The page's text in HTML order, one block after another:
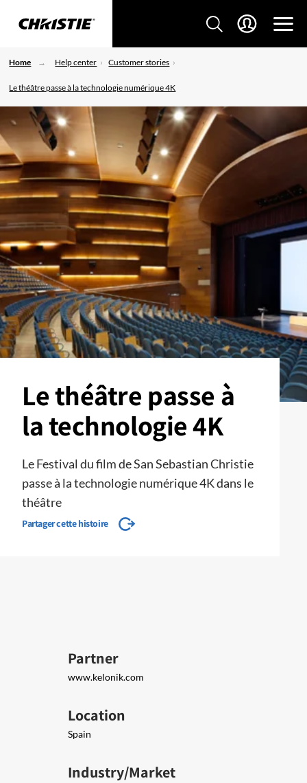
Home Help center Customer stories
Le théâtre passe à la technologie numérique 4K
Le théâtre passe à
la technologie 4K
Le Festival du film de San Sebastian Christie
passe à la technologie numérique 4K dans le
théâtre
Partager cette histoire
Partner
www.kelonik.com
Location
Spain
Industry/Market